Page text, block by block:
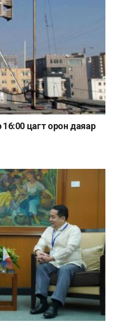
16:00 цагт орон даяар